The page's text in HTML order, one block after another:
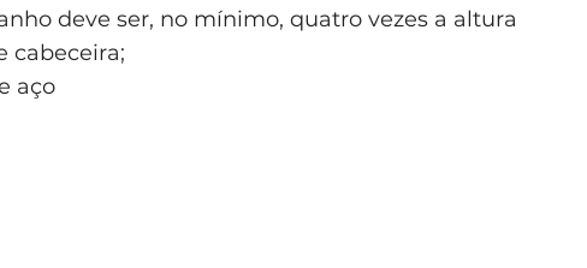
deve ser, no mínimo, quatro vezes a altura
cabeceira;
aço